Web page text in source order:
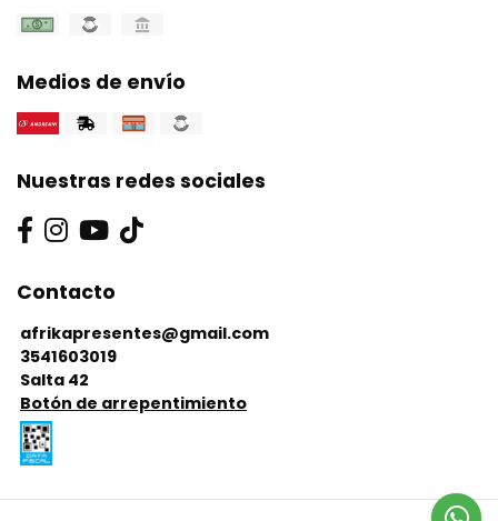
Medios de envío
Nuestras redes sociales
Contacto
afrikapresentes@gmail.com
3541603019
Salta 42
Botón de arrepentimiento